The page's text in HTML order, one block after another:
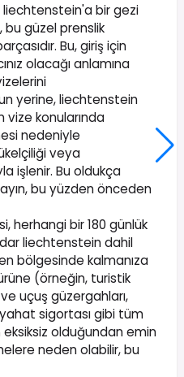
liechtenstein'a bir gezi
güzel prenslik
Bu, giriş için
olacağı anlamına
yerine, liechtenstein
vize konularında
nedeniyle
veya
işlenir. Bu oldukça
bu yüzden önceden
herhangi bir 180 günlük
liechtenstein dahil
bölgesinde kalmanıza
(örneğin, turistik
uçuş güzergahları,
sigortası gibi tüm
olduğundan emin
neden olabilir, bu